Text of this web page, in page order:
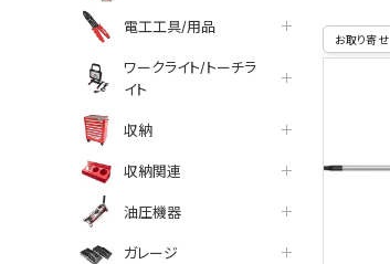
電工工具/用品
ワークライト/トーチラ
イト
収納
収納関連
油圧機器
ガレージ
お取り寄せ